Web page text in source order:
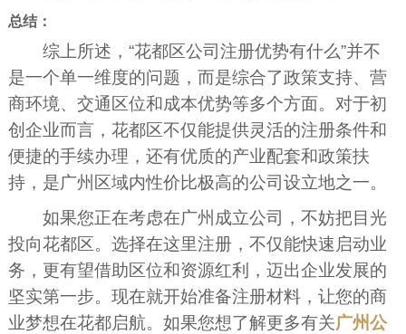
总结：
综上所述，“花都区公司注册优势有什么”并不
是一个单一维度的问题，而是综合了政策支持、营
商环境、交通区位和成本优势等多个方面。对于初
创企业而言，花都区不仅能提供灵活的注册条件和
便捷的手续办理，还有优质的产业配套和政策扶
持，是广州区域内性价比极高的公司设立地之一。
如果您正在考虑在广州成立公司，不妨把目光
投向花都区。选择在这里注册，不仅能快速启动业
务，更有望借助区位和资源红利，迈出企业发展的
坚实第一步。现在就开始准备注册材料，让您的商
业梦想在花都启航。如果您想了解更多有关广州公